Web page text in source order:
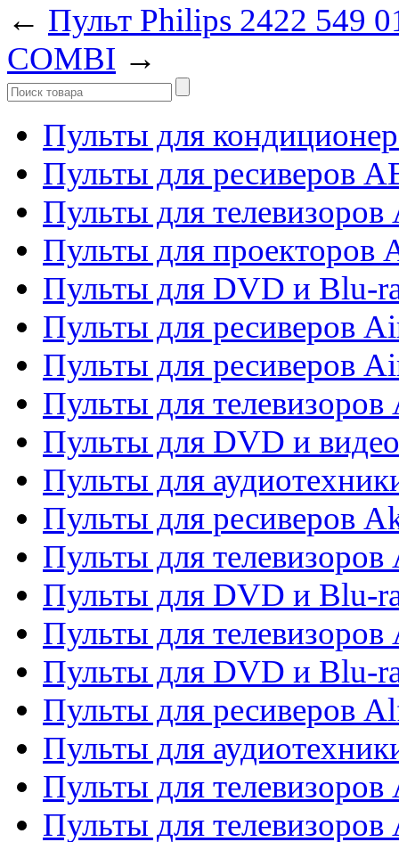
← Пульт Philips 2422 549
COMBI →
Пульты для
Пульты для ресиверов
Пульты для телевизоров
Пульты для проекторов
Пульты для DVD и Blu-
Пульты для ресиверов
Пульты для ресиверов
Пульты для телевизоров
Пульты для DVD и
Пульты для
Пульты для ресиверов
Пульты для телевизоров
Пульты для DVD и Blu-
Пульты для
Пульты для DVD и Blu-
Пульты для ресиверов
Пульты для
Пульты для
Пульты для